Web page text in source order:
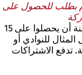
بطلب للحصول على
يمكن للأطفال الذين يتلقون إعانات اجتماعية معينة أن يحصلوا على 15
للنوادي أو
تدفع الاشتراكات